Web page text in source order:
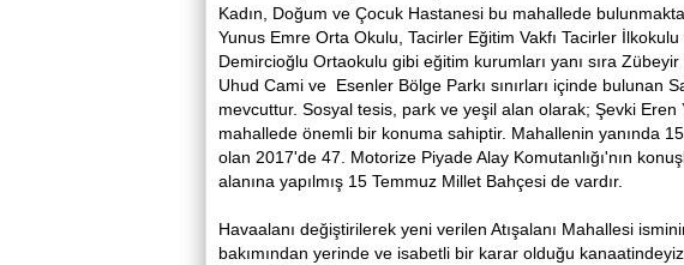
Kadın, Doğum ve Çocuk Hastanesi bu mahallede
Yunus Emre Orta Okulu, Tacirler Eğitim Vakfı Tacirler
Demircioğlu Ortaokulu gibi eğitim kurumları yanı sıra
Uhud Cami ve Esenler Bölge Parkı sınırları içinde bulunan
mevcuttur. Sosyal tesis, park ve yeşil alan olarak; Şevki Eren
mahallede önemli bir konuma sahiptir. Mahallenin yanında
olan 2017'de 47. Motorize Piyade Alay Komutanlığı'nın
alanına yapılmış 15 Temmuz Millet Bahçesi de vardır.
Havaalanı değiştirilerek yeni verilen Atışalanı Mahallesi
bakımından yerinde ve isabetli bir karar olduğu